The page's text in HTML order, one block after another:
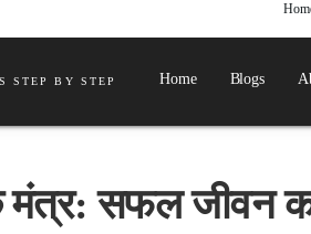
STEP BY STEP Home Blogs
सफल जीवन